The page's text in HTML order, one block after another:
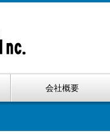
会社概要